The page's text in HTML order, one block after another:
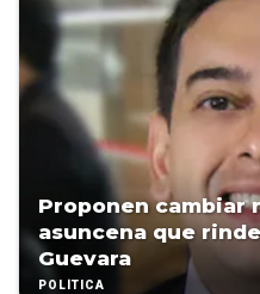
Proponen cambiar
asuncena que
Guevara
POLÍTICA